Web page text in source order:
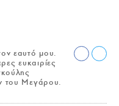
εαυτό μου.
ευκαιρίες
του Μεγάρου.